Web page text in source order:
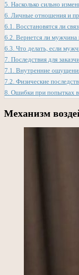
5. Насколько сильно
6. Личные отношения и
6.1. Восстановятся ли
6.2. Вернется ли мужчина
6.3. Что делать, если
7. Последствия для
7.1. Внутренние
7.2. Физические
8. Ошибки при попытках
Механизм